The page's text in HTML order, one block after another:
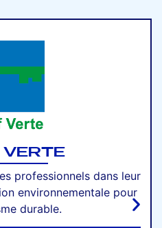
VERTE
professionnels dans leur
environnementale pour
durable.